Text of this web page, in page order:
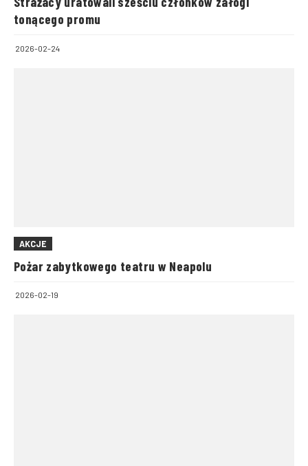
tonącego promu
2026-02-24
AKCJE
Pożar zabytkowego teatru w Neapolu
2026-02-19